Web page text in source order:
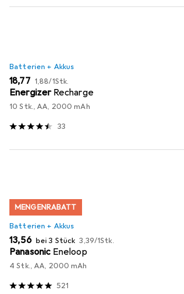
Batterien + Akkus
EUR
18,77 EUR
1,88/1Stk.
Energizer Recharge
10 Stk., AA, 2000 mAh
33
MENGENRABATT
Batterien + Akkus
EUR
13,56 bei 3 Stück EUR
3,39/1Stk.
Panasonic Eneloop
4 Stk., AA, 2000 mAh
521